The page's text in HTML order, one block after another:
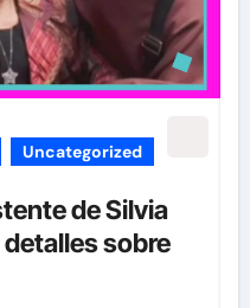
la verdad
Carolina